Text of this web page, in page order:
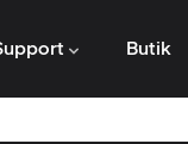
Butik